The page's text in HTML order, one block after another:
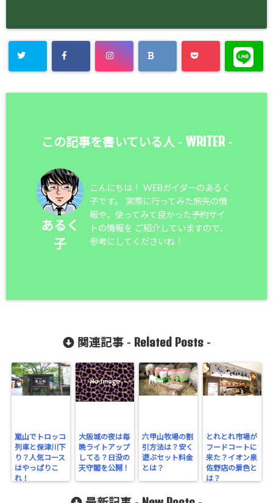
この記事を書いている人 - WRITER-
あるく
子
こんにちは！ WEBガイダーのあるく
子です。 実際に行ってみた旅先の情
報や、使ってみて良かった予約サイ
トの情報を ご紹介していますので、
参考にしてくださいね！
関連記事 - Related Posts-
嵐山でトロッコ
列車と保津川下
り？人気コース
はやっぱりこ
れ！
大阪城の夜は毎
晩ライトアップ
してる？日没の
天守閣を公開！
六甲山牧場の割
引方法は？安く
遊ぶセット料金
とは？
とれとれ市場が
フードコートに
来た？イオン泉
佐野店の景色と
は？